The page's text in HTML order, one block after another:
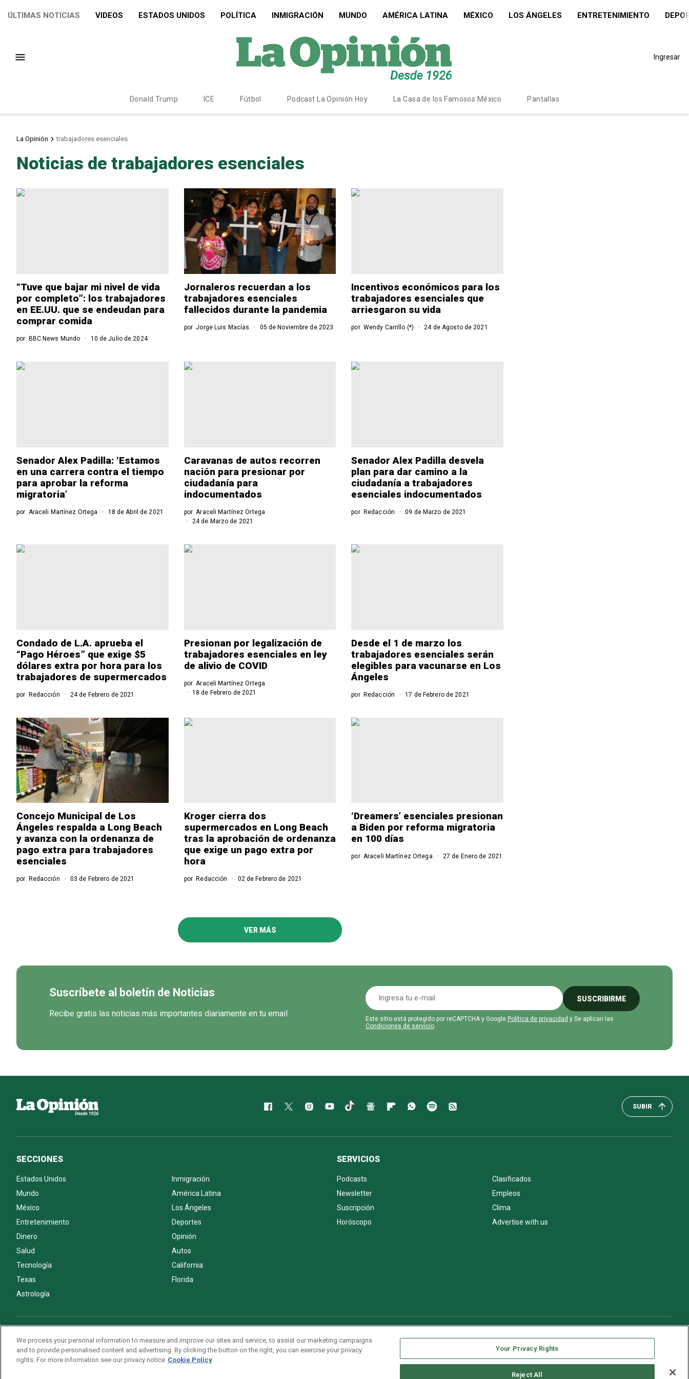
ÚLTIMAS NOTICIAS VIDEOS ESTADOS UNIDOS POLÍTICA INMIGRACIÓN MUNDO AMÉRICA LATINA MÉXICO LOS ÁNGELES ENTRETENIMIENTO
Ingresar
Donald Trump ICE Fútbol Podcast La Opinión Hoy La Casa de los Famosos México Pantallas
La Opinión trabajadores esenciales
Noticias de trabajadores esenciales
“Tuve que bajar mi nivel de vida
por completo”: los trabajadores
en EE.UU. que se endeudan para
comprar comida
por BBC News Mundo 10 de Julio de 2024
Jornaleros recuerdan a los
trabajadores esenciales
fallecidos durante la pandemia
porJorge Luis Macías 05 de Noviembre de 2023
Incentivos económicos para los
trabajadores esenciales que
arriesgaron su vida
por Wendy Carrillo (*) 24 de Agosto de 2021
Senador Alex Padilla: ‘Estamos
en una carrera contra el tiempo
para aprobar la reforma
migratoria’
por Araceli Martínez Ortega 18 de Abril de 2021
Caravanas de autos recorren
nación para presionar por
ciudadanía para
indocumentados
por Araceli Martínez Ortega
24 de Marzo de 2021
Senador Alex Padilla desvela
plan para dar camino a la
ciudadanía a trabajadores
esenciales indocumentados
por Redacción 09 de Marzo de 2021
Condado de L.A. aprueba el
“Pago Héroes” que exige $5
dólares extra por hora para los
trabajadores de supermercados
por Redacción 24 de Febrero de 2021
Presionan por legalización de
trabajadores esenciales en ley
de alivio de COVID
por Araceli Martínez Ortega
18 de Febrero de 2021
Desde el 1 de marzo los
trabajadores esenciales serán
elegibles para vacunarse en Los
Ángeles
por Redacción 17 de Febrero de 2021
Concejo Municipal de Los
Ángeles respalda a Long Beach
y avanza con la ordenanza de
pago extra para trabajadores
esenciales
por Redacción 03 de Febrero de 2021
Kroger cierra dos
supermercados en Long Beach
tras la aprobación de ordenanza
que exige un pago extra por
hora
por Redacción 02 de Febrero de 2021
‘Dreamers’ esenciales presionan
a Biden por reforma migratoria
en 100 días
por Araceli Martínez Ortega 27 de Enero de 2021
VER MÁS
Suscríbete al boletín de Noticias
Recibe gratis las noticias más importantes diariamente en tu email
SUSCRIBIRME
Este sitio está protegido por reCAPTCHA y Google Política de privacidad y Se aplican las
Condiciones de servicio.
SUBIR
SECCIONES
Estados Unidos
Inmigración
Mundo
América Latina
México
Los Ángeles
Entretenimiento
Deportes
Dinero
Opinión
Salud
Autos
Tecnología
California
Texas
Florida
Astrología
SERVICIOS
Podcasts
Clasificados
Newsletter
Empleos
Suscripción
Clima
Horóscopo
Advertise with us
Acerca de nosotros Politica de privacidad Pautas Editoriales AdChoices Advertise with us Newsletters Sitemap
We process your personal information to measure and improve our sites and service, to assist our marketing campaigns
and to provide personalised content and advertising. By clicking the button on the right, you can exercise your privacy
rights. For more information see our privacy notice Cookie Policy
Your Privacy Rights
Reject All